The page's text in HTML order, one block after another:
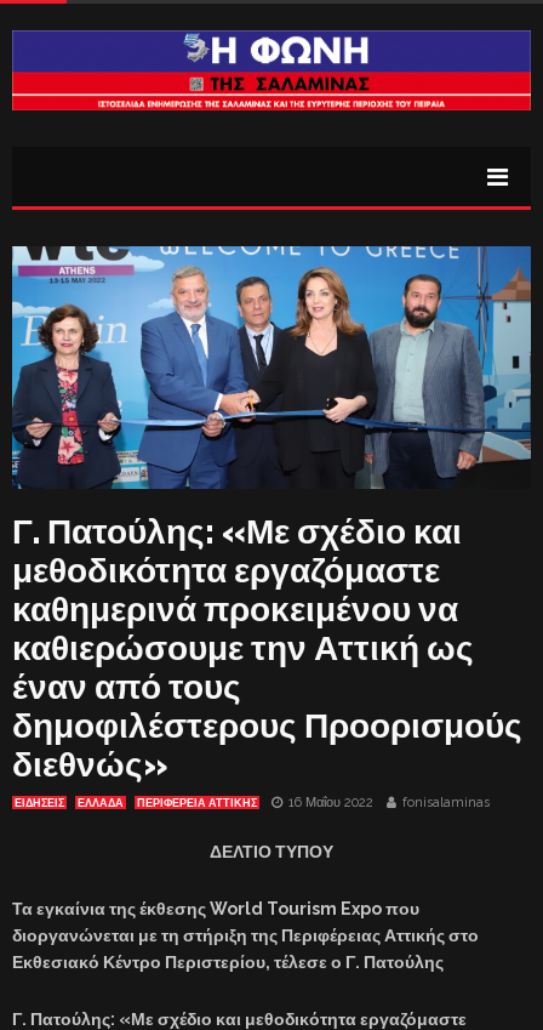
Γ. Πατούλης: «Με σχέδιο και
μεθοδικότητα εργαζόμαστε
καθημερινά προκειμένου να
καθιερώσουμε την Αττική ως
έναν από τους
δημοφιλέστερους Προορισμούς
διεθνώς»
ΕΙΔΗΣΕΙΣ ΕΛΛΑΔΑ ΠΕΡΙΦΕΡΕΙΑ ΑΤΤΙΚΗΣ 16 Μαΐου 2022 fonisalaminas
ΔΕΛΤΙΟ ΤΥΠΟΥ
Τα εγκαίνια της έκθεσης World Tourism Expo που
διοργανώνεται με τη στήριξη της Περιφέρειας Αττικής στο
Εκθεσιακό Κέντρο Περιστερίου, τέλεσε ο Γ. Πατούλης
Γ. Πατούλης: «Με σχέδιο και μεθοδικότητα εργαζόμαστε